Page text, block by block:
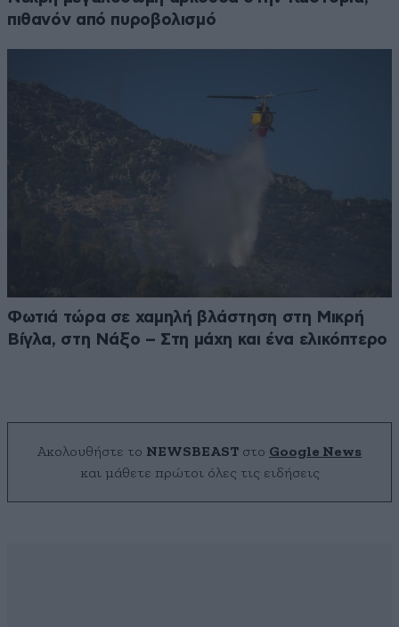
πιθανόν από πυροβολισμό
Φωτιά τώρα σε χαμηλή βλάστηση στη Μικρή
Βίγλα, στη Νάξο – Στη μάχη και ένα ελικόπτερο
Ακολουθήστε το NEWSBEAST στο Google News
και μάθετε πρώτοι όλες τις ειδήσεις